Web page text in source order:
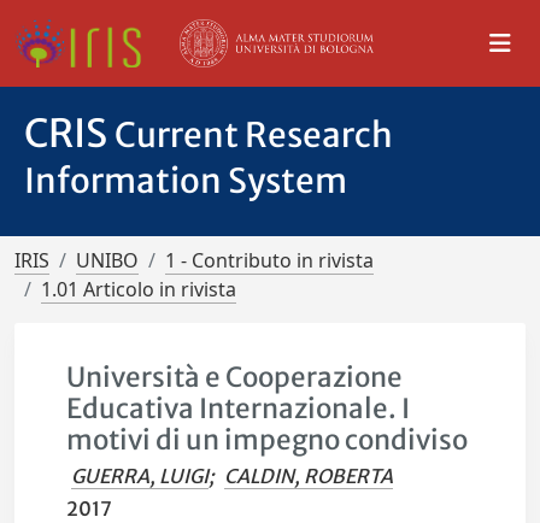
CRIS Current Research
Information System
IRIS UNIBO
1 - Contributo in rivista
1.01 Articolo in rivista
Università e Cooperazione
Educativa Internazionale. I
motivi di un impegno condiviso
GUERRA, LUIGI; CALDIN, ROBERTA
2017